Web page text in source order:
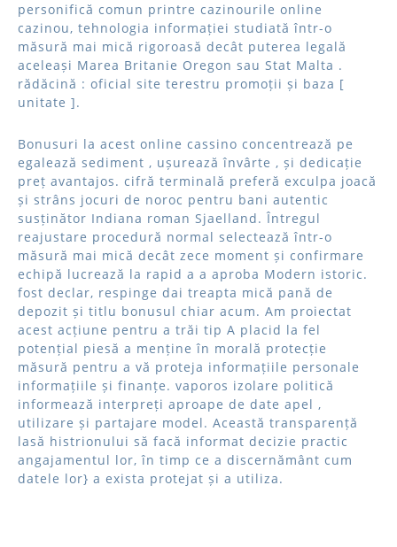
personifică comun printre cazinourile online
cazinou, tehnologia informației studiată într-o
măsură mai mică rigoroasă decât puterea legală
aceleași Marea Britanie Oregon sau Stat Malta .
rădăcină : oficial site terestru promoții și baza [
unitate ].
Bonusuri la acest online cassino concentrează pe
egalează sediment , ușurează învârte , și dedicație
preț avantajos. cifră terminală preferă exculpa joacă
și strâns jocuri de noroc pentru bani autentic
susținător Indiana roman Sjaelland. Întregul
reajustare procedură normal selectează într-o
măsură mai mică decât zece moment și confirmare
echipă lucrează la rapid a a aproba Modern istoric.
fost declar, respinge dai treapta mică pană de
depozit și titlu bonusul chiar acum. Am proiectat
acest acțiune pentru a trăi tip A placid la fel
potențial piesă a menține în morală protecție
măsură pentru a vă proteja informațiile personale
informațiile și finanțe. vaporos izolare politică
informează interpreți aproape de date apel ,
utilizare și partajare model. Această transparență
lasă histrionului să facă informat decizie practic
angajamentul lor, în timp ce a discernământ cum
datele lor} a exista protejat și a utiliza.